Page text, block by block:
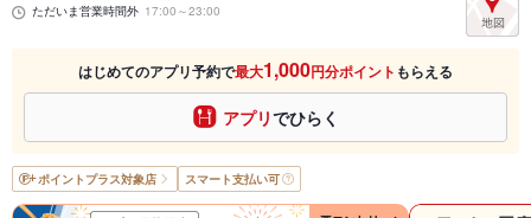
ただいま営業時間外 17:00～23:00
はじめてのアプリ予約で最大1,000円分ポイント もらえる
アプリでひらく
ポイントプラス対象店 スマート支払い可